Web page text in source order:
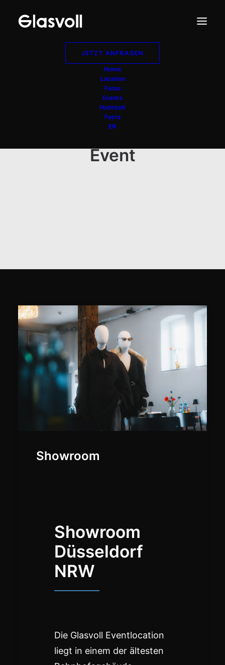
JETZT ANFRAGEN
Home
Location
Fotos
Events
Hochzeit
Facts
EN
Event
Showroom
Showroom
Düsseldorf
NRW
Die Glasvoll Eventlocation
liegt in einem der ältesten